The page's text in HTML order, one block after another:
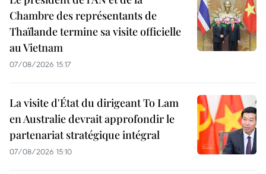
Chambre des représentants de
Thaïlande termine sa visite officielle
au Vietnam
07/08/2026 15:17
La visite d'État du dirigeant To Lam
en Australie devrait approfondir le
partenariat stratégique intégral
07/08/2026 15:10